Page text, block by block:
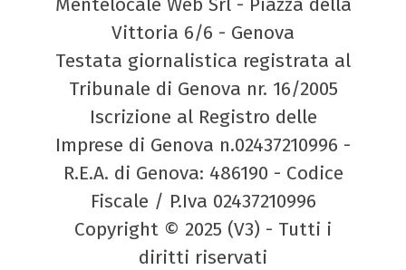
Vittoria 6/6 - Genova
Testata giornalistica registrata al
Tribunale di Genova nr. 16/2005
Iscrizione al Registro delle
Imprese di Genova n.02437210996 -
R.E.A. di Genova: 486190 - Codice
Fiscale / P.Iva 02437210996
Copyright © 2025 (V3) - Tutti i
diritti riservati